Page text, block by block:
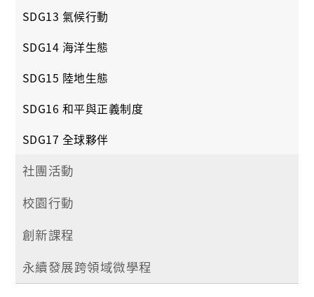
SDG13 氣候行動
SDG14 海洋生態
SDG15 陸地生態
SDG16 和平與正義制度
SDG17 全球夥伴
社團活動
校園行動
創新課程
永續發展跨領域微學程